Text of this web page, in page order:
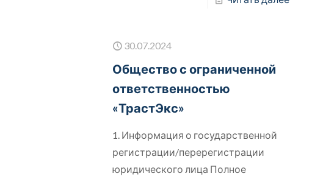
30.07.2024
Общество с ограниченной
ответственностью
«ТрастЭкс»
1. Информация о государственной
регистрации/перерегистрации
юридического лица Полное